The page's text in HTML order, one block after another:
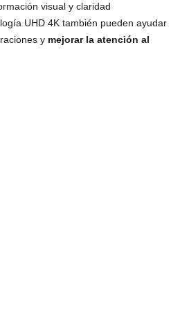
visual y claridad
UHD 4K también pueden ayudar
y mejorar la atención al